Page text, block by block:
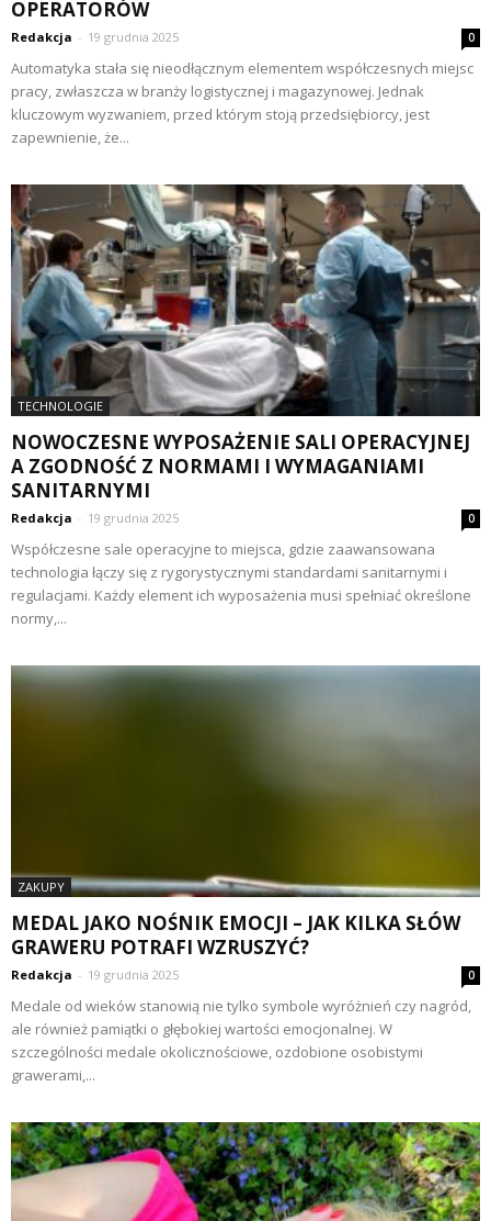
OPERATORÓW
Redakcja - 19 grudnia 2025 0
Automatyka stała się nieodłącznym elementem współczesnych miejsc
pracy, zwłaszcza w branży logistycznej i magazynowej. Jednak
kluczowym wyzwaniem, przed którym stoją przedsiębiorcy, jest
zapewnienie, że...
TECHNOLOGIE
NOWOCZESNE WYPOSAŻENIE SALI OPERACYJNEJ
A ZGODNOŚĆ Z NORMAMI I WYMAGANIAMI
SANITARNYMI
Redakcja - 19 grudnia 2025 0
Współczesne sale operacyjne to miejsca, gdzie zaawansowana
technologia łączy się z rygorystycznymi standardami sanitarnymi i
regulacjami. Każdy element ich wyposażenia musi spełniać określone
normy,...
ZAKUPY
MEDAL JAKO NOŚNIK EMOCJI – JAK KILKA SŁÓW
GRAWERU POTRAFI WZRUSZYĆ?
Redakcja - 19 grudnia 2025 0
Medale od wieków stanowią nie tylko symbole wyróżnień czy nagród,
ale również pamiątki o głębokiej wartości emocjonalnej. W
szczególności medale okolicznościowe, ozdobione osobistymi
grawerami,...